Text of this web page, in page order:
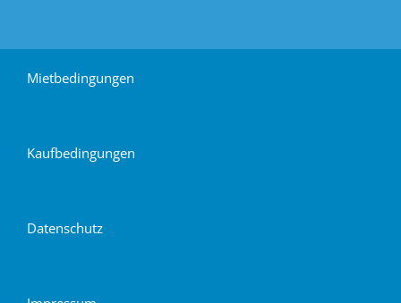
Mietbedingungen
Kaufbedingungen
Datenschutz